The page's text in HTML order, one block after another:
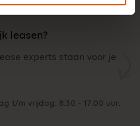
leasen?
experts staan voor je
t/m vrijdag: 8:30 - 17:00 uur.